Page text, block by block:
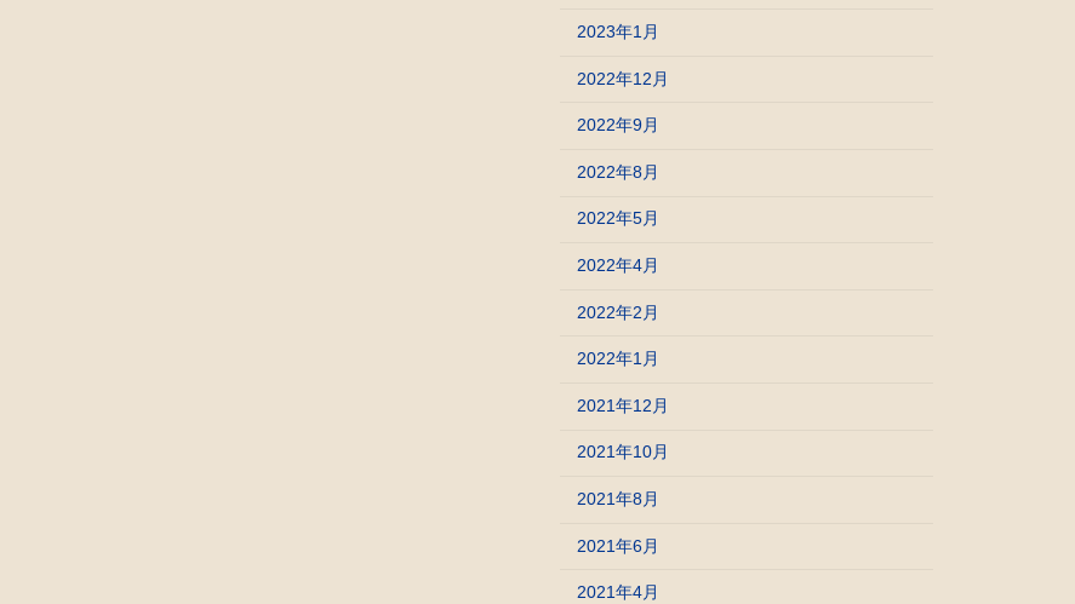
2023年1月
2022年12月
2022年9月
2022年8月
2022年5月
2022年4月
2022年2月
2022年1月
2021年12月
2021年10月
2021年8月
2021年6月
2021年4月